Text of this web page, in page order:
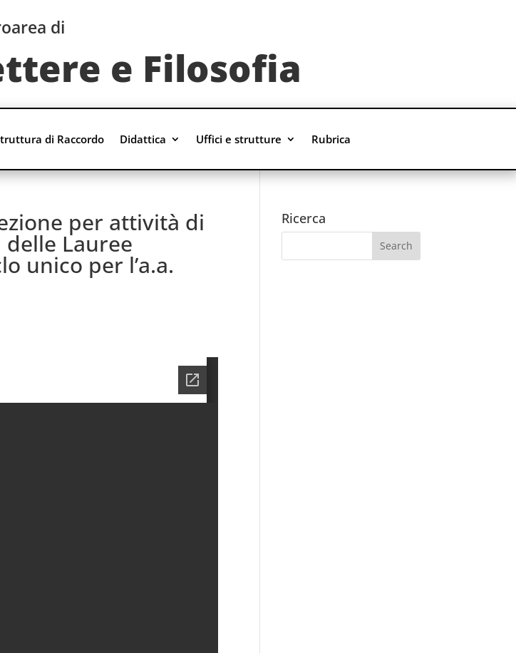
di
e Filosofia
di Raccordo Didattica Uffici e strutture Rubrica
per attività di
Lauree
unico per l’a.a.
Ricerca